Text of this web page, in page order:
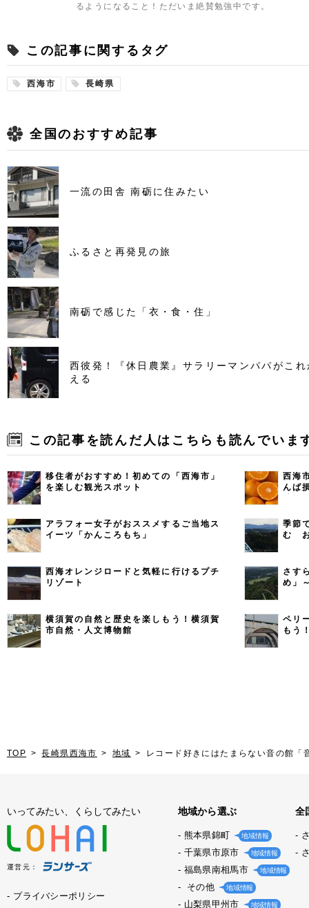
るようになること！ただいま絶賛勉強中です。
この記事に関するタグ
西海市 長崎県
全国のおすすめ記事
一流の田舎 南砺に住みたい
ふるさと再発見の旅
南砺で感じた「衣・食・住」
西彼発！『休日農業』サラリーマンパパがこ
える
この記事を読んだ人はこちらも読んでいま
移住者がおすすめ！初めての「西海市」
を楽しむ観光スポット
西海
んば
アラフォー女子がおススメするご当地ス
イーツ「かんころもち」
季節
む お
西海オレンジロードと気軽に行けるプチ
リゾート
さす
め」
横須賀の自然と歴史を楽しもう！横須賀
市自然・人文博物館
ペリ
もう
TOP 長崎県西海市 地域 レコード好きにはたまらない音の館「
いってみたい、くらしてみたい
運営元：
プライバシーポリシー
地域から選ぶ
熊本県錦町 地域情報
千葉県市原市 地域情報
福島県南相馬市 地域情報
その他 地域情報
山梨県甲州市 地域情報
全